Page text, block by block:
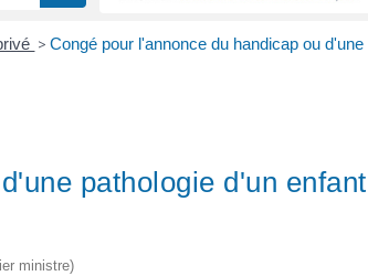
> Congé pour l'annonce du handicap ou d'une
pathologie d'un enfant
ministre)